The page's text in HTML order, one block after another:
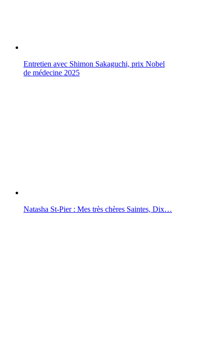
Entretien avec Shimon Sakaguchi, prix Nobel
de médecine 2025
Natasha St-Pier : Mes très chères Saintes, Dix…